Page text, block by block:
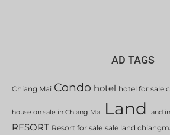
AD TAGS
Chiang Mai Condo hotel hotel for sale
house on sale in Chiang Mai Land land
RESORT Resort for sale sale land